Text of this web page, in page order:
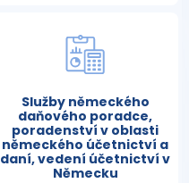
Služby německého
daňového poradce,
poradenství v oblasti
německého účetnictví a
daní, vedení účetnictví v
Německu